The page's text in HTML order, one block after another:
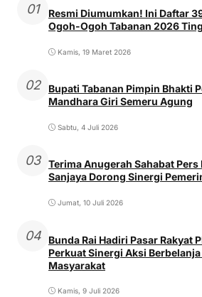
01
Resmi Diumumkan! Ini Daftar
Ogoh-Ogoh Tabanan 2026
Kamis, 19 Maret 2026
02
Bupati Tabanan Pimpin Bhakti
Mandhara Giri Semeru Agung
Sabtu, 4 Juli 2026
03
Terima Anugerah Sahabat
Sanjaya Dorong Sinergi
Jumat, 10 Juli 2026
04
Bunda Rai Hadiri Pasar Rakyat
Perkuat Sinergi Aksi
Masyarakat
Kamis, 9 Juli 2026